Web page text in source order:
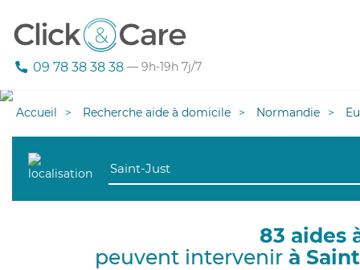
09 78 38 38 38 — 9h-19h 7j/7
Accueil Recherche aide à domicile Normandie
83 aides
peuvent intervenir à